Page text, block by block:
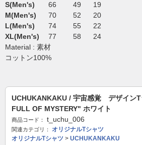
S(Men's)
66 49
19
M(Men's)
70 52
20
L(Men's)
74 55
22
XL(Men's)
77 58
24
Material : 素材
コットン100%
UCHUKANKAKU / 宇宙感覚 デザインT
FULL OF MYSTERY" ホワイト
商品コード： t_uchu_006
関連カテゴリ：
オリジナルTシャツ
オリジナルTシャツ > UCHUKANKAKU